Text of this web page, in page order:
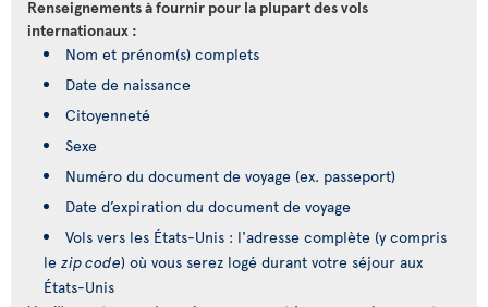
Renseignements à fournir pour la plupart des vols
internationaux :
Nom et prénom(s) complets
Date de naissance
Citoyenneté
Sexe
Numéro du document de voyage (ex. passeport)
Date d’expiration du document de voyage
Vols vers les États-Unis : l'adresse complète (y compris
le zip code) où vous serez logé durant votre séjour aux
États-Unis